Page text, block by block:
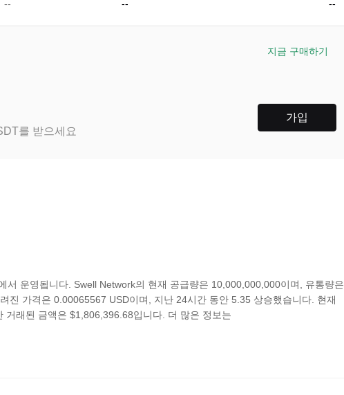
-- -- --
지금 구매하기
를 받으세요
가입
서 운영됩니다. Swell Network의 현재 공급량은 10,000,000,000이며, 유통량은
진 가격은 0.00065567 USD이며, 지난 24시간 동안 5.35 상승했습니다. 현재
래된 금액은 $1,806,396.68입니다. 더 많은 정보는